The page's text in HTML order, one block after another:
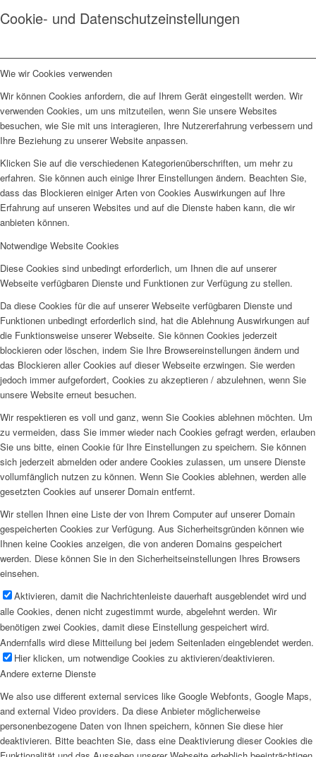
Cookie- und Datenschutzeinstellungen
Wie wir Cookies verwenden
Wir können Cookies anfordern, die auf Ihrem Gerät eingestellt werden. Wir
verwenden Cookies, um uns mitzuteilen, wenn Sie unsere Websites
besuchen, wie Sie mit uns interagieren, Ihre Nutzererfahrung verbessern und
Ihre Beziehung zu unserer Website anpassen.
Klicken Sie auf die verschiedenen Kategorienüberschriften, um mehr zu
erfahren. Sie können auch einige Ihrer Einstellungen ändern. Beachten Sie,
dass das Blockieren einiger Arten von Cookies Auswirkungen auf Ihre
Erfahrung auf unseren Websites und auf die Dienste haben kann, die wir
anbieten können.
Notwendige Website Cookies
Diese Cookies sind unbedingt erforderlich, um Ihnen die auf unserer
Webseite verfügbaren Dienste und Funktionen zur Verfügung zu stellen.
Da diese Cookies für die auf unserer Webseite verfügbaren Dienste und
Funktionen unbedingt erforderlich sind, hat die Ablehnung Auswirkungen auf
die Funktionsweise unserer Webseite. Sie können Cookies jederzeit
blockieren oder löschen, indem Sie Ihre Browsereinstellungen ändern und
das Blockieren aller Cookies auf dieser Webseite erzwingen. Sie werden
jedoch immer aufgefordert, Cookies zu akzeptieren / abzulehnen, wenn Sie
unsere Website erneut besuchen.
Wir respektieren es voll und ganz, wenn Sie Cookies ablehnen möchten. Um
zu vermeiden, dass Sie immer wieder nach Cookies gefragt werden, erlauben
Sie uns bitte, einen Cookie für Ihre Einstellungen zu speichern. Sie können
sich jederzeit abmelden oder andere Cookies zulassen, um unsere Dienste
vollumfänglich nutzen zu können. Wenn Sie Cookies ablehnen, werden alle
gesetzten Cookies auf unserer Domain entfernt.
Wir stellen Ihnen eine Liste der von Ihrem Computer auf unserer Domain
gespeicherten Cookies zur Verfügung. Aus Sicherheitsgründen können wie
Ihnen keine Cookies anzeigen, die von anderen Domains gespeichert
werden. Diese können Sie in den Sicherheitseinstellungen Ihres Browsers
einsehen.
Aktivieren, damit die Nachrichtenleiste dauerhaft ausgeblendet wird und
alle Cookies, denen nicht zugestimmt wurde, abgelehnt werden. Wir
benötigen zwei Cookies, damit diese Einstellung gespeichert wird.
Andernfalls wird diese Mitteilung bei jedem Seitenladen eingeblendet werden.
Hier klicken, um notwendige Cookies zu aktivieren/deaktivieren.
Andere externe Dienste
We also use different external services like Google Webfonts, Google Maps,
and external Video providers. Da diese Anbieter möglicherweise
personenbezogene Daten von Ihnen speichern, können Sie diese hier
deaktivieren. Bitte beachten Sie, dass eine Deaktivierung dieser Cookies die